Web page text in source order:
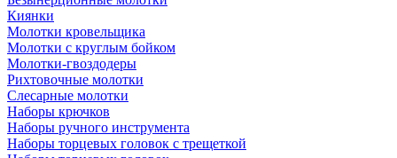
Киянки
Молотки кровельщика
Молотки с круглым бойком
Молотки-гвоздодеры
Рихтовочные молотки
Слесарные молотки
Наборы крючков
Наборы ручного инструмента
Наборы торцевых головок с трещеткой